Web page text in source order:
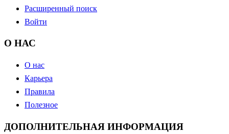
Расширенный поиск
Войти
О НАС
О нас
Карьера
Правила
Полезное
ДОПОЛНИТЕЛЬНАЯ ИНФОРМАЦИЯ